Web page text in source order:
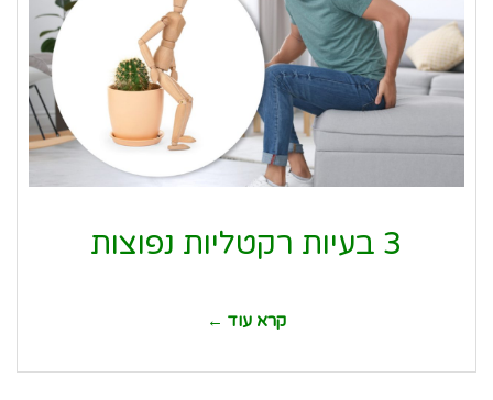
3 בעיות רקטליות נפוצות
קרא עוד ←